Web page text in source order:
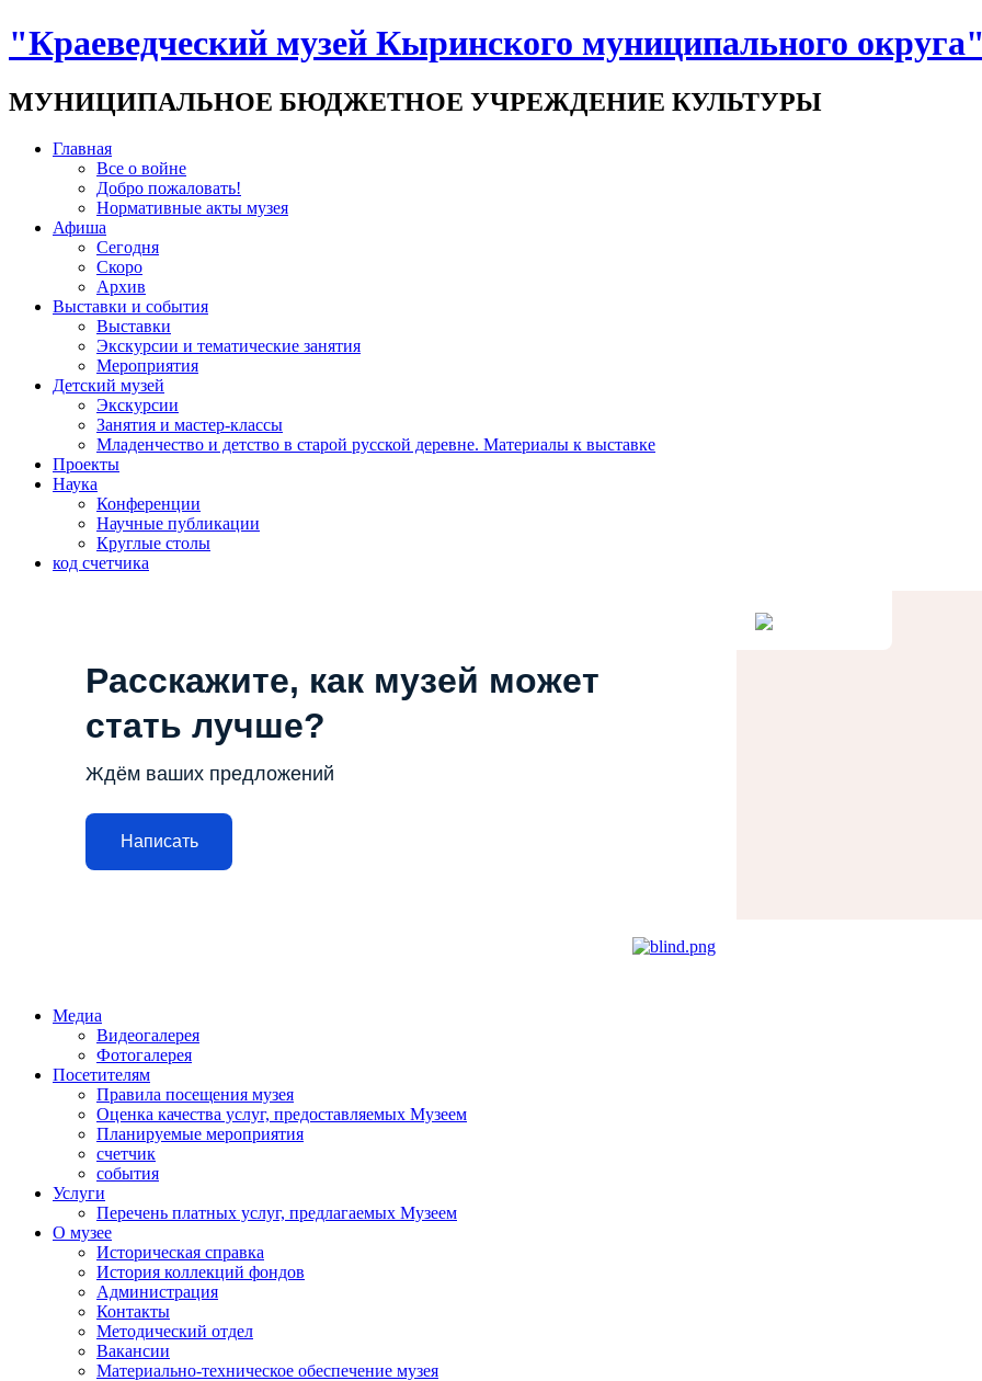
"Краеведческий музей Кыринского муниципального
МУНИЦИПАЛЬНОЕ БЮДЖЕТНОЕ УЧРЕЖДЕНИЕ КУЛЬТУРЫ
Главная
Все о войне
Добро пожаловать!
Нормативные акты музея
Афиша
Сегодня
Скоро
Архив
Выставки и события
Выставки
Экскурсии и тематические занятия
Мероприятия
Детский музей
Экскурсии
Занятия и мастер-классы
Младенчество и детство в старой русской деревне. Материалы к выставке
Проекты
Наука
Конференции
Научные публикации
Круглые столы
код счетчика
Расскажите, как музей может
стать лучше?
Ждём ваших предложений
Написать
Медиа
Видеогалерея
Фотогалерея
Посетителям
Правила посещения музея
Оценка качества услуг, предоставляемых Музеем
Планируемые мероприятия
счетчик
события
Услуги
Перечень платных услуг, предлагаемых Музеем
О музее
Историческая справка
История коллекций фондов
Администрация
Контакты
Методический отдел
Вакансии
Материально-техническое обеспечение музея